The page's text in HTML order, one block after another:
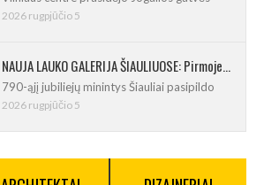
2026 rugpjūčio 5
NAUJA LAUKO GALERIJA ŠIAULIUOSE: Pirmoje ekspozicijoje – Eduardo Juchnevičiaus kūryba
790-ąjį jubiliejų minintys Šiauliai pasipildo
2026 rugpjūčio 5